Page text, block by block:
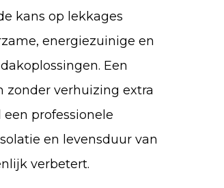
kans op lekkages
energiezuinige en
Een
zonder verhuizing extra
professionele
en levensduur van
verbetert.